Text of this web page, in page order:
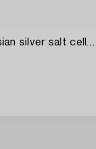
Three Russian silver salt cellars,